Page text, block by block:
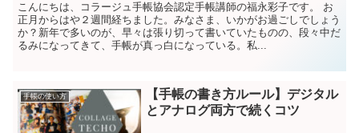
こんにちは、コラージュ手帳協会認定手帳講師の福永彩子です。 お
正月からはや２週間経ちました。みなさま、いかがお過ごしでしょう
か？新年で多いのが、早々は張り切って書いていたものの、段々中だ
るみになってきて、手帳が真っ白になっている。私...
手帳の使い方
【手帳の書き方ルール】デジタル
とアナログ両方で続くコツ